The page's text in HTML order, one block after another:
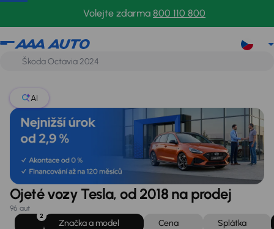
Volejte zdarma 800 110 800
Tesla
AI
Ojeté vozy Tesla, od 2018 na prodej
96 aut
2
Značka a model Cena
Splátka